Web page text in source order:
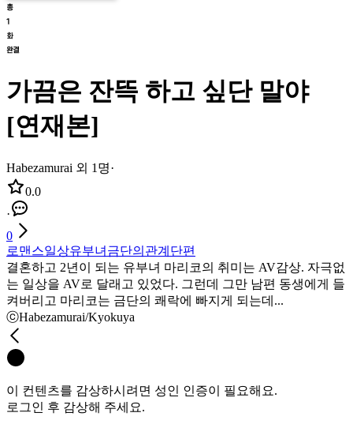
가끔은 잔뜩 하고 싶단 말야
[연재본]
Habezamurai 외 1명·
0.0
·
0
로맨스일상유부녀 금단의관계 단편
결혼하고 2년이 되는 유부녀 마리코의 취미는 AV감상. 자극없
는 일상을 AV로 달래고 있었다. 그런데 그만 남편 동생에게 들
켜버리고 마리코는 금단의 쾌락에 빠지게 되는데...
ⓒHabezamurai/Kyokuya
이 컨텐츠를 감상하시려면 성인 인증이 필요해요.
로그인 후 감상해 주세요.